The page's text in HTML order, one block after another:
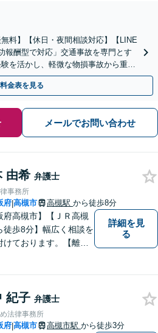
料】【休日・夜間相談対応】【LINE
報酬型で対応」交通事故を専門とす
を活かし、軽微な物損事故から重傷
WEB面談対応】
料金表を見る
メールでお問い合わせ
由希 弁護士
事務所
府|高槻市 高槻駅 から徒歩8分
府高槻市】【ＪＲ高槻
徒歩8分】幅広く相談を
けております。【離
の不安の予防まで。
詳細を見
る
紀子 弁護士
法律事務所
府|高槻市 高槻市駅 から徒歩3分